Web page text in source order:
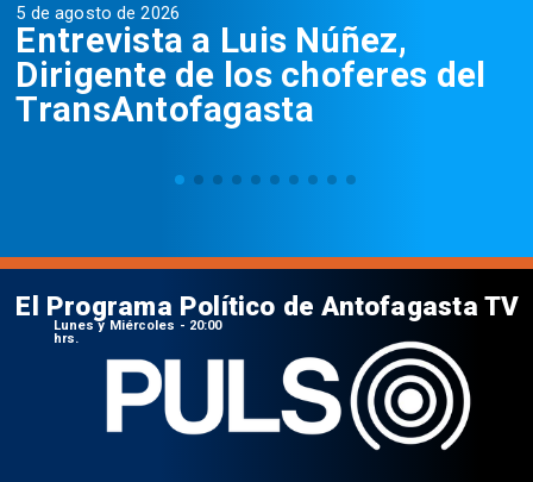
5 de agosto de 2026
Entrevista a Luis Núñez,
Dirigente de los choferes del
TransAntofagasta
El Programa Político de Antofagasta TV
Lunes y Miércoles - 20:00
hrs.